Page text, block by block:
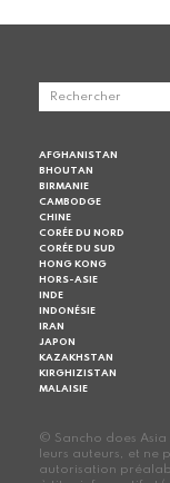
AFGHANISTAN
BHOUTAN
BIRMANIE
CAMBODGE
CHINE
CORÉE DU NORD
CORÉE DU SUD
HONG KONG
HORS-ASIE
INDE
INDONÉSIE
IRAN
JAPON
KAZAKHSTAN
KIRGHIZISTAN
MALAISIE
© Sancho does
leurs auteurs, et ne
autorisation